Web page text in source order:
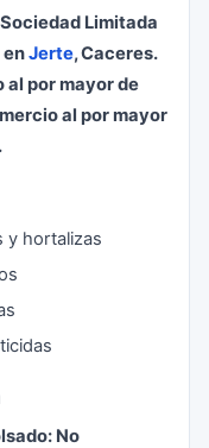
Limitada
enJerte, Caceres.
al por mayor de
al por mayor
y hortalizas
No